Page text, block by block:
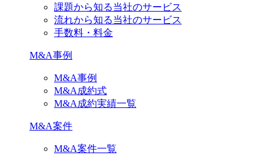
課題から知る当社のサービス
流れから知る当社のサービス
手数料・料金
M&A事例
M&A事例
M&A成約式
M&A成約実績一覧
M&A案件
M&A案件一覧